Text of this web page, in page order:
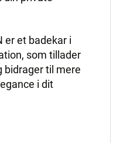
er et badekar i
som tillader
bidrager til mere
i dit